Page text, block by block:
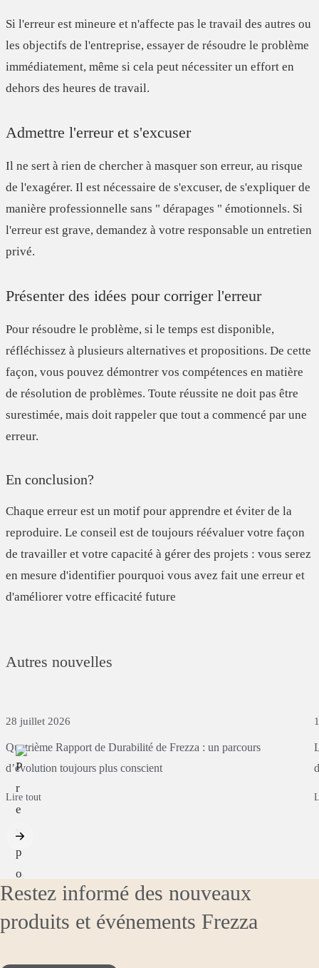
Si l'erreur est mineure et n'affecte pas le travail des autres ou
les objectifs de l'entreprise, essayer de résoudre le problème
immédiatement, même si cela peut nécessiter un effort en
dehors des heures de travail.
Admettre l'erreur et s'excuser
Il ne sert à rien de chercher à masquer son erreur, au risque
de l'exagérer. Il est nécessaire de s'excuser, de s'expliquer de
manière professionnelle sans " dérapages " émotionnels. Si
l'erreur est grave, demandez à votre responsable un entretien
privé.
Présenter des idées pour corriger l'erreur
Pour résoudre le problème, si le temps est disponible,
réfléchissez à plusieurs alternatives et propositions. De cette
façon, vous pouvez démontrer vos compétences en matière
de résolution de problèmes. Toute réussite ne doit pas être
surestimée, mais doit rappeler que tout a commencé par une
erreur.
En conclusion?
Chaque erreur est un motif pour apprendre et éviter de la
reproduire. Le conseil est de toujours réévaluer votre façon
de travailleret votre capacité à gérer des projets : vous serez
en mesure d'identifier pourquoi vous avez fait une erreur et
d'améliorer votre efficacité future
Autres nouvelles
28 juillet 2026
Quatrième Rapport de Durabilité de Frezza : un parcours
d’évolution toujours plus conscient
Lire tout
Restez informé des nouveaux
produits et événements Frezza